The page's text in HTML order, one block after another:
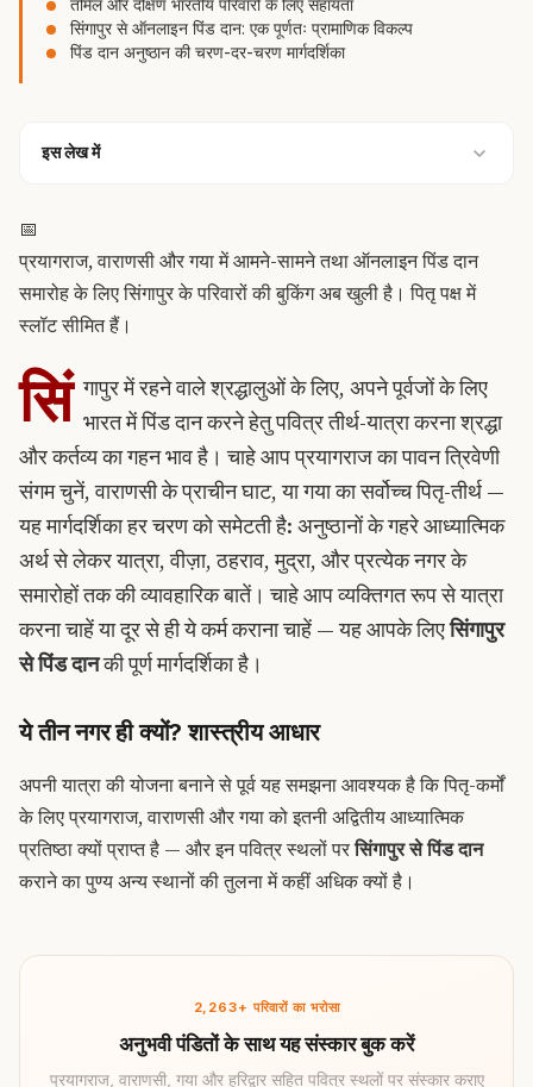
तमिल और दक्षिण भारतीय परिवारों के लिए सहायता
सिंगापुर से ऑनलाइन पिंड दान: एक पूर्णतः प्रामाणिक विकल्प
पिंड दान अनुष्ठान की चरण-दर-चरण मार्गदर्शिका
इस लेख में
📅
प्रयागराज, वाराणसी और गया में आमने-सामने तथा ऑनलाइन पिंड दान
समारोह के लिए सिंगापुर के परिवारों की बुकिंग अब खुली है। पितृ पक्ष में
स्लॉट सीमित हैं।
सिं गापुर में रहने वाले श्रद्धालुओं के लिए, अपने पूर्वजों के लिए
भारत में पिंड दान करने हेतु पवित्र तीर्थ-यात्रा करना श्रद्धा
और कर्तव्य का गहन भाव है। चाहे आप प्रयागराज का पावन त्रिवेणी
संगम चुनें, वाराणसी के प्राचीन घाट, या गया का सर्वोच्च पितृ-तीर्थ —
यह मार्गदर्शिका हर चरण को समेटती है: अनुष्ठानों के गहरे आध्यात्मिक
अर्थ से लेकर यात्रा, वीज़ा, ठहराव, मुद्रा, और प्रत्येक नगर के
समारोहों तक की व्यावहारिक बातें। चाहे आप व्यक्तिगत रूप से यात्रा
करना चाहें या दूर से ही ये कर्म कराना चाहें — यह आपके लिएसिंगापुर
से पिंड दानकी पूर्ण मार्गदर्शिका है।
ये तीन नगर ही क्यों? शास्त्रीय आधार
अपनी यात्रा की योजना बनाने से पूर्व यह समझना आवश्यक है कि पितृ-कर्मों
के लिए प्रयागराज, वाराणसी और गया को इतनी अद्वितीय आध्यात्मिक
प्रतिष्ठा क्यों प्राप्त है — और इन पवित्र स्थलों परसिंगापुर से पिंड दान
कराने का पुण्य अन्य स्थानों की तुलना में कहीं अधिक क्यों है।
2,263+ परिवारों का भरोसा
अनुभवी पंडितों के साथ यह संस्कार बुक करें
प्रयागराज, वाराणसी, गया और हरिद्वार सहित पवित्र स्थलों पर संस्कार कराए